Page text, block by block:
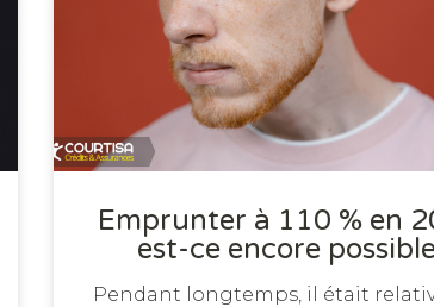
Emprunter à 110 % en
est-ce encore
Pendant longtemps, il était